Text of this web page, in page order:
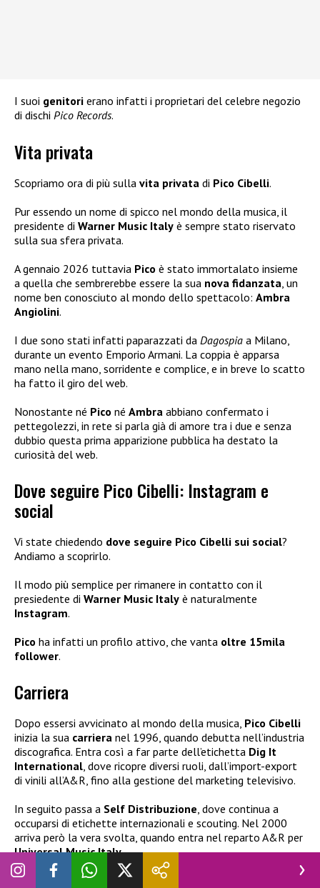
I suoi genitori erano infatti i proprietari del celebre negozio
di dischi Pico Records.
Vita privata
Scopriamo ora di più sulla vita privata di Pico Cibelli.
Pur essendo un nome di spicco nel mondo della musica, il
presidente di Warner Music Italy è sempre stato riservato
sulla sua sfera privata.
A gennaio 2026 tuttavia Pico è stato immortalato insieme
a quella che sembrerebbe essere la sua nova fidanzata , un
nome ben conosciuto al mondo dello spettacolo: Ambra
Angiolini.
I due sono stati infatti paparazzati da Dagospia a Milano,
durante un evento Emporio Armani. La coppia è apparsa
mano nella mano, sorridente e complice, e in breve lo scatto
ha fatto il giro del web.
Nonostante né Pico né Ambra abbiano confermato i
pettegolezzi, in rete si parla già di amore tra i due e senza
dubbio questa prima apparizione pubblica ha destato la
curiosità del web.
Dove seguire Pico Cibelli: Instagram e
social
Vi state chiedendo dove seguire Pico Cibelli sui social?
Andiamo a scoprirlo.
Il modo più semplice per rimanere in contatto con il
presiedente di Warner Music Italy è naturalmente
Instagram.
Pico ha infatti un profilo attivo, che vanta oltre 15mila
follower.
Carriera
Dopo essersi avvicinato al mondo della musica, Pico Cibelli
inizia la sua carriera nel 1996, quando debutta nell’industria
discografica. Entra così a far parte dell’etichetta Dig It
International, dove ricopre diversi ruoli, dall’import-export
di vinili all’A&R, fino alla gestione del marketing televisivo.
In seguito passa a Self Distribuzione, dove continua a
occuparsi di etichette internazionali e scouting. Nel 2000
arriva però la vera svolta, quando entra nel reparto A&R per
Universal Music Italy.
Per oltre 10 anni dunque
Pico Cibelli